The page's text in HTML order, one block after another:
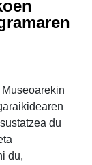
du
du,